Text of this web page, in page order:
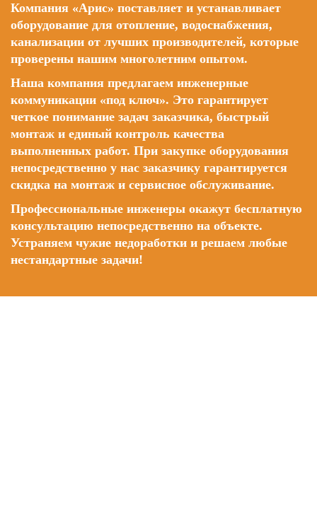
Компания «Арис» поставляет и устанавливает
оборудование для отопление, водоснабжения,
канализации от лучших производителей, которые
проверены нашим многолетним опытом.
Наша компания предлагаем инженерные
коммуникации «под ключ». Это гарантирует
четкое понимание задач заказчика, быстрый
монтаж и единый контроль качества
выполненных работ. При закупке оборудования
непосредственно у нас заказчику гарантируется
скидка на монтаж и сервисное обслуживание.
Профессиональные инженеры окажут бесплатную
консультацию непосредственно на объекте.
Устраняем чужие недоработки и решаем любые
нестандартные задачи!